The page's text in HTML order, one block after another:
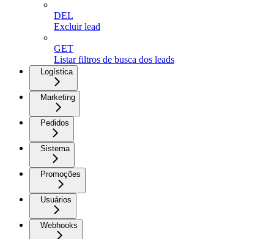
DEL
Excluir lead
GET
Listar filtros de busca dos leads
Logística
Marketing
Pedidos
Sistema
Promoções
Usuários
Webhooks